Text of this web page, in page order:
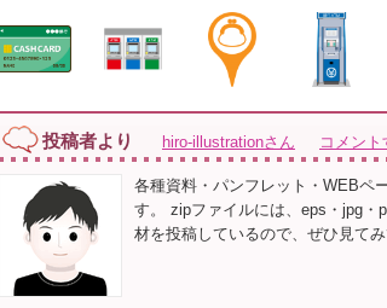
投稿者より hiro-illustrationさん コメント
各種資料・パンフレット・WEBペ
す。 zipファイルには、eps・jpg・
材を投稿しているので、ぜひ見てみ